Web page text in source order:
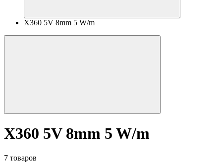
X360 5V 8mm 5 W/m
X360 5V 8mm 5 W/m
7 товаров